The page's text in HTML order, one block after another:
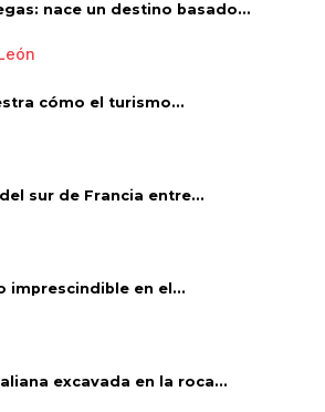
nace un destino basado...
cómo el turismo...
sur de Francia entre...
imprescindible en el...
excavada en la roca...